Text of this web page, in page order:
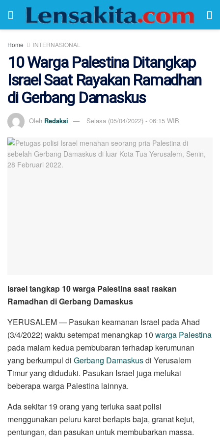
Home INTERNASIONAL
10 Warga Palestina Ditangkap
Israel Saat Rayakan Ramadhan
di Gerbang Damaskus
Oleh Redaksi Selasa (05/04/2022) - 06:15 WIB
Israel tangkap 10 warga Palestina saat raakan
Ramadhan di Gerbang Damaskus
YERUSALEM — Pasukan keamanan Israel pada Ahad
(3/4/2022) waktu setempat menangkap 10 warga Palestina
pada malam kedua pembubaran terhadap kerumunan
yang berkumpul di Gerbang Damaskusdi Yerusalem
Timur yang diduduki. Pasukan Israel juga melukai
beberapa warga Palestina lainnya.
Ada sekitar 19 orang yang terluka saat polisi
menggunakan peluru karet berlapis baja, granat kejut,
pentungan, dan pasukan untuk membubarkan massa.